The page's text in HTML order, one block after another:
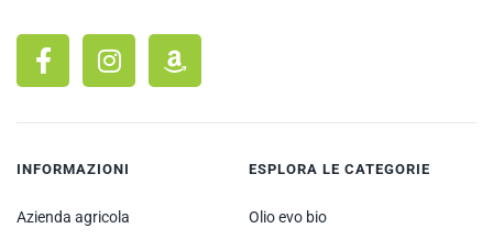
INFORMAZIONI
Azienda agricola
ESPLORA LE CATEGORIE
Olio evo bio